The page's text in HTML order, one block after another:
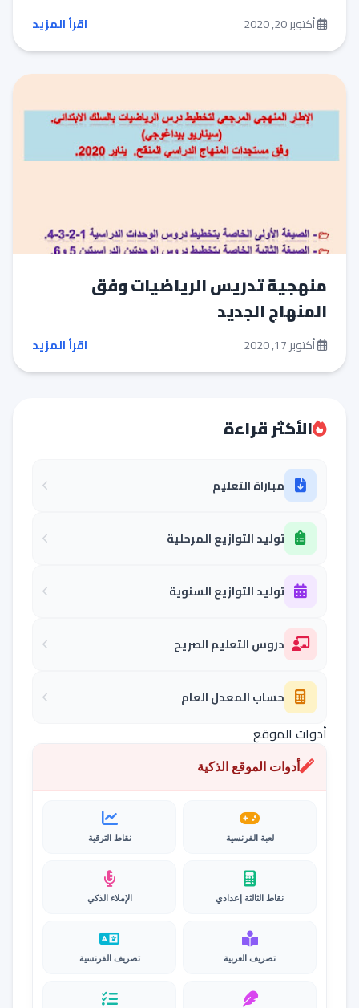
أكتوبر 20, 2020 اقرأ المزيد
منهجية تدريس الرياضيات وفق
المنهاج الجديد
أكتوبر 17, 2020 اقرأ المزيد
الأكثر قراءة
مباراة التعليم
توليد التوازيع المرحلية
توليد التوازيع السنوية
دروس التعليم الصريح
حساب المعدل العام
أدوات الموقع
أدوات الموقع الذكية
لعبة الفرنسية نقاط الترقية
نقاط الثالثة إعدادي الإملاء الذكي
تصريف العربية تصريف الفرنسية